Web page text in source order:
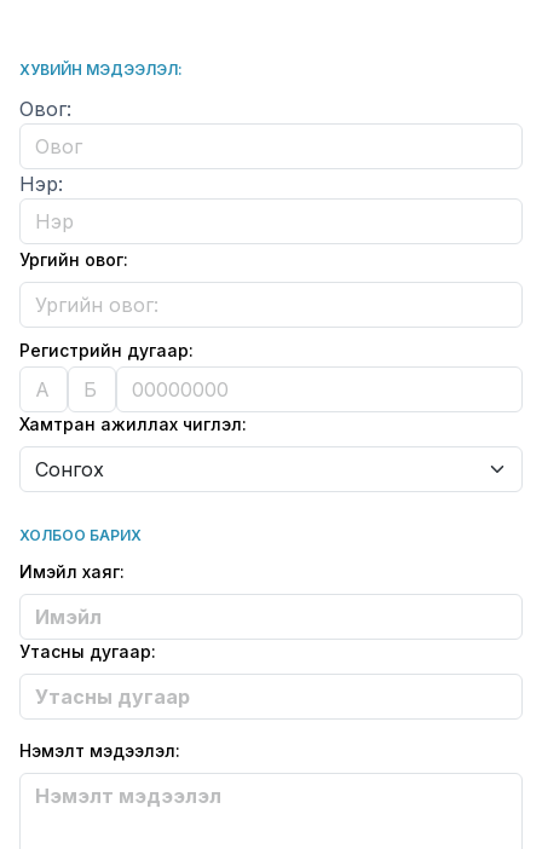
ХУВИЙН МЭДЭЭЛЭЛ:
Lastname
Овог:
Firstname
Нэр:
Middle name
Ургийн овог:
Регистрийн дугаар:
ID firstID secondID third
Industries
Хамтран ажиллах чиглэл:
ХОЛБОО БАРИХ
email
Имэйл хаяг:
Phone
Утасны дугаар:
Additional info
Нэмэлт мэдээлэл: